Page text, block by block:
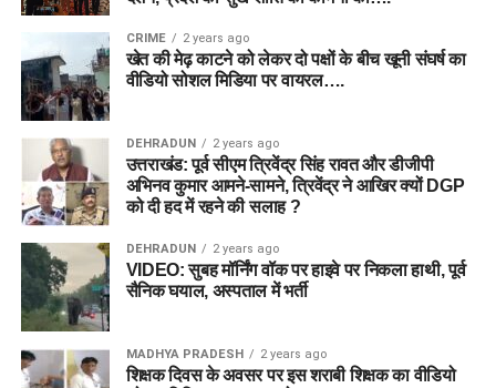
CRIME 2 years ago
खेत की मेढ़ काटने को लेकर दो पक्षों के बीच खूनी संघर्ष का
वीडियो सोशल मिडिया पर वायरल….
DEHRADUN 2 years ago
उत्तराखंड: पूर्व सीएम त्रिवेंद्र सिंह रावत और डीजीपी
अभिनव कुमार आमने-सामने, त्रिवेंद्र ने आखिर क्यों DGP
को दी हद में रहने की सलाह ?
DEHRADUN 2 years ago
VIDEO: सुबह मॉर्निंग वॉक पर हाइवे पर निकला हाथी, पूर्व
सैनिक घयाल, अस्पताल में भर्ती
MADHYA PRADESH 2 years ago
शिक्षक दिवस के अवसर पर इस शराबी शिक्षक का वीडियो